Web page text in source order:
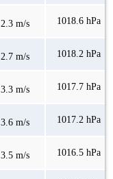
2.3 m/s 1018.6 hPa
2.7 m/s 1018.2 hPa
3.3 m/s 1017.7 hPa
3.6 m/s 1017.2 hPa
3.5 m/s 1016.5 hPa